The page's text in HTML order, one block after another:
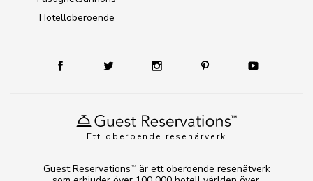
Ett oberoende resenärverk
Hotelloberoende
Guest Reservations TM
är ett oberoende resenätverk